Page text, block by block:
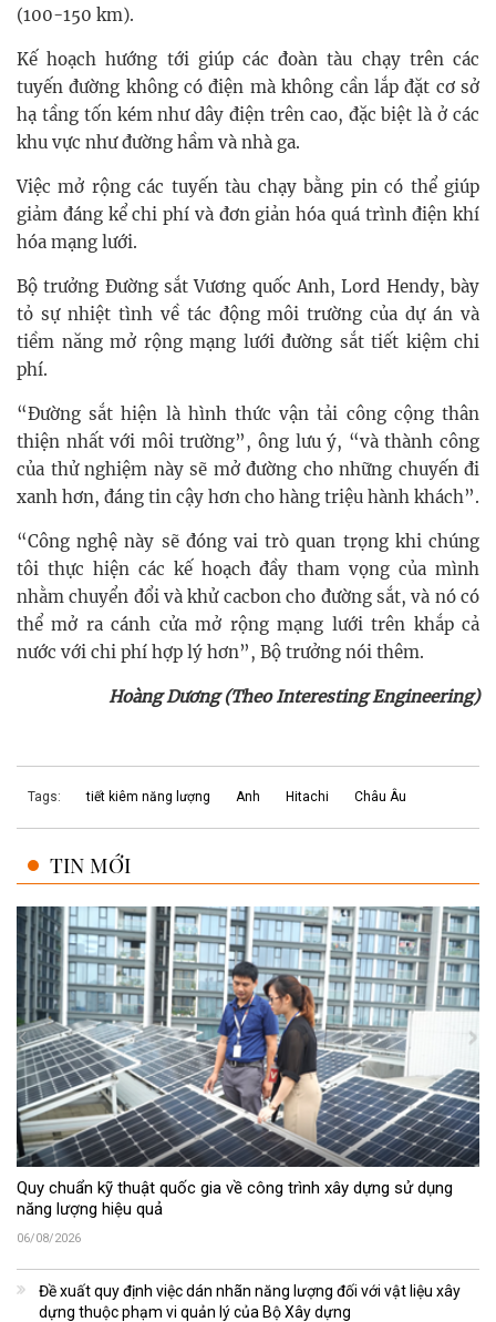
(100-150 km).
Kế hoạch hướng tới giúp các đoàn tàu chạy trên các
tuyến đường không có điện mà không cần lắp đặt cơ sở
hạ tầng tốn kém như dây điện trên cao, đặc biệt là ở các
khu vực như đường hầm và nhà ga.
Việc mở rộng các tuyến tàu chạy bằng pin có thể giúp
giảm đáng kể chi phí và đơn giản hóa quá trình điện khí
hóa mạng lưới.
Bộ trưởng Đường sắt Vương quốc Anh, Lord Hendy, bày
tỏ sự nhiệt tình về tác động môi trường của dự án và
tiềm năng mở rộng mạng lưới đường sắt tiết kiệm chi
phí.
“Đường sắt hiện là hình thức vận tải công cộng thân
thiện nhất với môi trường”, ông lưu ý, “và thành công
của thử nghiệm này sẽ mở đường cho những chuyến đi
xanh hơn, đáng tin cậy hơn cho hàng triệu hành khách”.
“Công nghệ này sẽ đóng vai trò quan trọng khi chúng
tôi thực hiện các kế hoạch đầy tham vọng của mình
nhằm chuyển đổi và khử cacbon cho đường sắt, và nó có
thể mở ra cánh cửa mở rộng mạng lưới trên khắp cả
nước với chi phí hợp lý hơn”, Bộ trưởng nói thêm.
Hoàng Dương (Theo Interesting Engineering)
Tags: tiết kiêm năng lượng Anh Hitachi Châu Âu
TIN MỚI
Quy chuẩn kỹ thuật quốc gia về công trình xây dựng sử dụng
năng lượng hiệu quả
06/08/2026
Đề xuất quy định việc dán nhãn năng lượng đối với vật liệu xây
dựng thuộc phạm vi quản lý của Bộ Xây dựng